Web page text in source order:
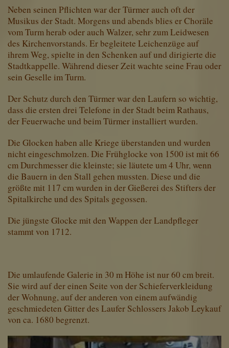
Neben seinen Pflichten war der Türmer auch oft der
Musikus der Stadt. Morgens und abends blies er Choräle
vom Turm herab oder auch Walzer, sehr zum Leidwesen
des Kirchenvorstands. Er begleitete Leichenzüge auf
ihrem Weg, spielte in den Schenken auf und dirigierte die
Stadtkappelle. Während dieser Zeit wachte seine Frau oder
sein Geselle im Turm.
Der Schutz durch den Türmer war den Laufern so wichtig,
dass die ersten drei Telefone in der Stadt beim Rathaus,
der Feuerwache und beim Türmer installiert wurden.
Die Glocken haben alle Kriege überstanden und wurden
nicht eingeschmolzen. Die Frühglocke von 1500 ist mit 66
cm Durch­messer die kleinste; sie läutete um 4 Uhr, wenn
die Bauern in den Stall gehen muss­ten. Diese und die
größte mit 117 cm wur­den in der Gießerei des Stifters der
Spital­kirche und des Spitals gegossen.
Die jüngste Glocke mit den Wappen der Landpfleger
stammt von 1712.
Die umlaufende Galerie in 30 m Höhe ist nur 60 cm breit.
Sie wird auf der einen Seite von der Schie­ferverkleidung
der Wohnung, auf der anderen von einem aufwändig
geschmiedeten Gitter des Laufer Schlossers Jakob Leykauf
von ca. 1680 begrenzt.